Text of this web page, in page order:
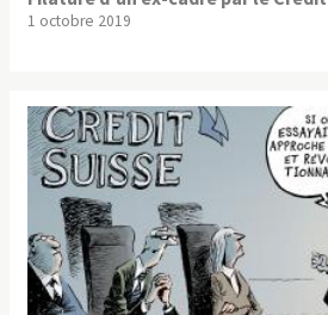
1 octobre 2019